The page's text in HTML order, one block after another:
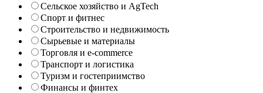
Сельское хозяйство и AgTech
Спорт и фитнес
Строительство и недвижимость
Сырьевые и материалы
Торговля и e-commerce
Транспорт и логистика
Туризм и гостеприимство
Финансы и финтех